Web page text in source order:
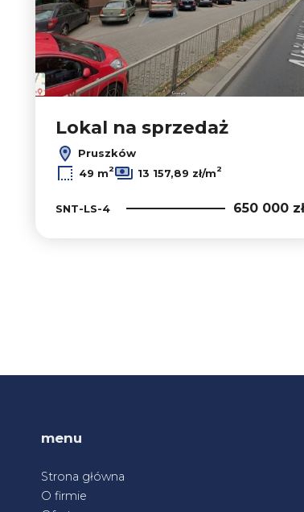
Lokal na sprzedaż
Pruszków
49 m2 13 157,89 zł/m2
SNT-LS-4 650 000 zł
menu
Strona główna
O firmie